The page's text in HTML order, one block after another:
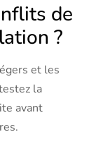
de
?
et les
la
avant